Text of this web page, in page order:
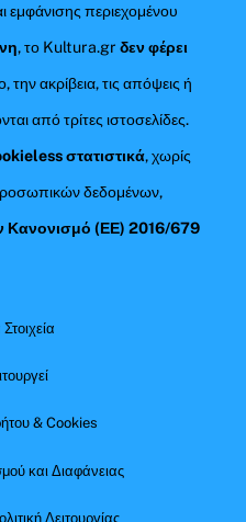
εμφάνισης περιεχομένου
, το Kultura.grδεν φέρει
την ακρίβεια, τις απόψεις ή
από τρίτες ιστοσελίδες.
στατιστικά, χωρίς
δεδομένων,
(ΕΕ) 2016/679
& Cookies
και Διαφάνειας
Λειτουργίας